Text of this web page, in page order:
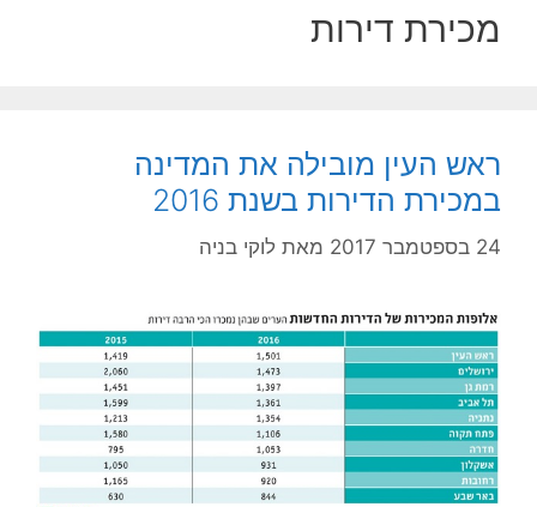
מכירת דירות
ראש העין מובילה את המדינה
במכירת הדירות בשנת 2016
24 בספטמבר 2017 מאת לוקי בניה